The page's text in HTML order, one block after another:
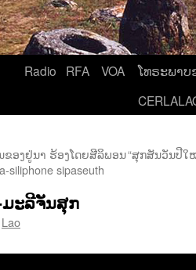
Radio RFA VOA
ໂທຣະພາບ
ຂອງຢູ່ນາ ຮ້ອງໂດຍສີລິພອນ
siliphone sipaseuth
“ສຸກສັນວັນປີ
ະລີຈັນສຸກ
Lao